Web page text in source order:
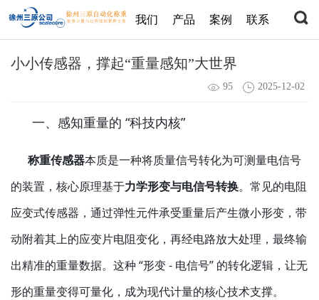
我们 产品 案例 联系
小小传感器，撑起“重量感知”大世界
95 2025-12-02
一、感知重量的 “科技内核”
称重传感器本质是一种将质量信号转化为可测量电信号
的装置，核心原理基于力学形变与电信号转换。常见的电阻
应变式传感器，通过弹性元件承受重量后产生微小形变，带
动附着其上的应变片电阻变化，再经电路放大处理，最终输
出精准的重量数据。这种 “形变 - 电信号” 的转化逻辑，让无
形的重量变得可量化，成为现代计量的核心技术支撑。